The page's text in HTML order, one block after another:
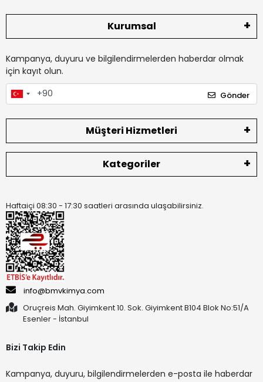
Kurumsal
Kampanya, duyuru ve bilgilendirmelerden haberdar olmak
için kayıt olun.
Gönder
Müşteri Hizmetleri
Kategoriler
Haftaiçi 08:30 - 17:30 saatleri arasında ulaşabilirsiniz.
info@bmvkimya.com
Oruçreis Mah. Giyimkent 10. Sok. Giyimkent B104 Blok No:51/A
Esenler - İstanbul
Bizi Takip Edin
Kampanya, duyuru, bilgilendirmelerden e-posta ile haberdar